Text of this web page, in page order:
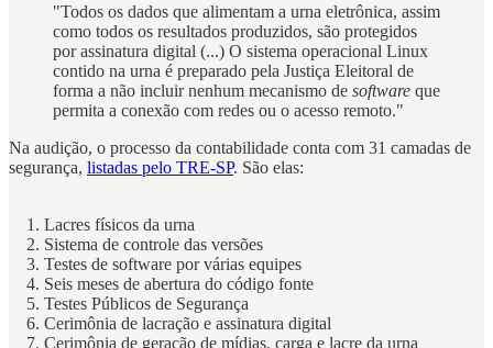
"Todos os dados que alimentam a urna eletrônica, assim
como todos os resultados produzidos, são protegidos
por assinatura digital (...) O sistema operacional Linux
contido na urna é preparado pela Justiça Eleitoral de
forma a não incluir nenhum mecanismo de software que
permita a conexão com redes ou o acesso remoto."
Na audição, o processo da contabilidade conta com 31 camadas de
segurança, listadas pelo TRE-SP. São elas:
1. Lacres físicos da urna
2. Sistema de controle das versões
3. Testes de software por várias equipes
4. Seis meses de abertura do código fonte
5. Testes Públicos de Segurança
6. Cerimônia de lacração e assinatura digital
7. Cerimônia de geração de mídias, carga e lacre da urna